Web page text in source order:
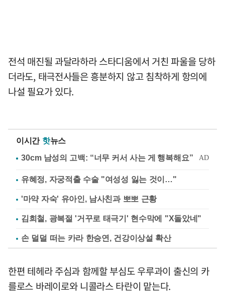
전석 매진될 과달라하라 스타디움에서 거친 파울을 당하
더라도, 태극전사들은 흥분하지 않고 침착하게 항의에
나설 필요가 있다.
이시간 핫뉴스
유혜정, 자궁적출 수술 "여성성 잃는 것이…"
'마약 자숙' 유아인, 남사친과 뽀뽀 근황
김희철, 광복절 '거꾸로 태극기' 현수막에 "X돌았네"
손 덜덜 떠는 카라 한승연, 건강이상설 확산
한편 테헤라 주심과 함께할 부심도 우루과이 출신의 카
를로스 바레이로와 니콜라스 타란이 맡는다.